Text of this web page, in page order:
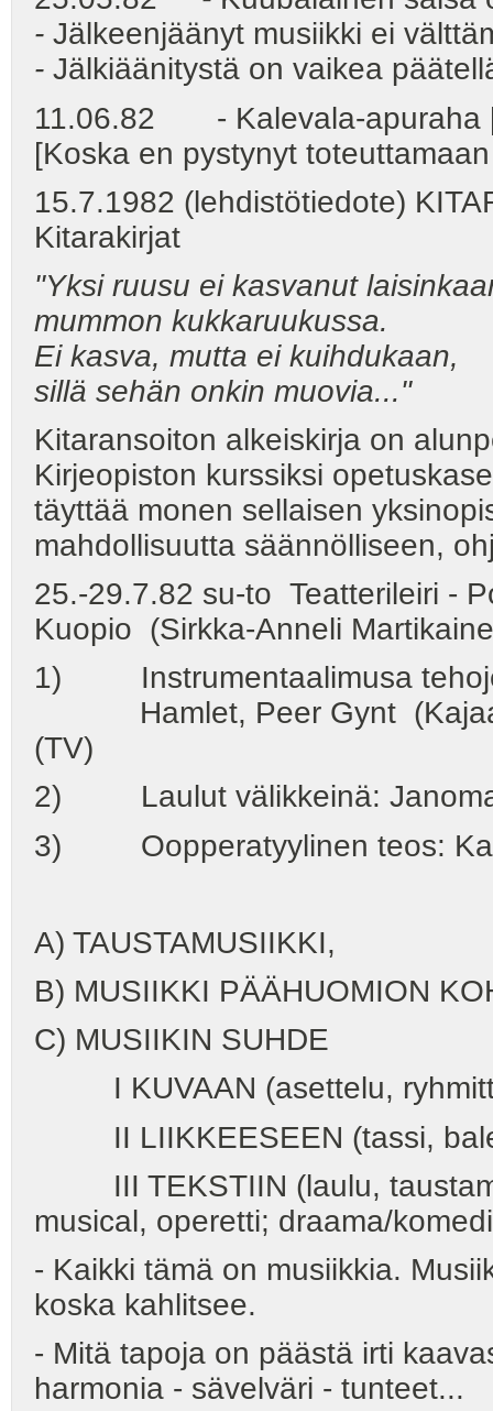
- Jälkeenjäänyt musiikki ei
- Jälkiäänitystä on vaikea
11.06.82 - Kalevala-apuraha
[Koska en pystynyt
15.7.1982 (lehdistötiedote)
Kitarakirjat
"Yksi ruusu ei kasvanut
mummon kukkaruukussa.
Ei kasva, mutta ei kuihdukaan,
sillä sehän onkin muovia..."
Kitaransoiton alkeiskirja on
Kirjeopiston kurssiksi
täyttää monen sellaisen
mahdollisuutta säännölliseen,
25.-29.7.82 su-to Teatterileiri -
Kuopio (Sirkka-Anneli
1) Instrumentaalimusa
Hamlet, Peer Gynt
(TV)
2) Laulut välikkeinä:
3) Oopperatyylinen teos:
A) TAUSTAMUSIIKKI,
B) MUSIIKKI PÄÄHUOMION
C) MUSIIKIN SUHDE
I KUVAAN (asettelu,
II LIIKKEESEEN (tassi,
III TEKSTIIN (laulu,
musical, operetti; draama/
- Kaikki tämä on musiikkia.
koska kahlitsee.
- Mitä tapoja on päästä irti
harmonia - sävelväri - tunteet...